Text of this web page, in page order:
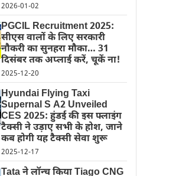
2026-01-02
PGCIL Recruitment 2025:
सीएस वालों के लिए सरकारी
नौकरी का सुनहरा मौका… 31
दिसंबर तक अप्लाई करें, चूकें ना!
2025-12-20
Hyundai Flying Taxi
Supernal S A2 Unveiled
CES 2025: हुंडई की इस फ्लाइंग
टैक्सी ने उड़ाए सभी के होश, जाने
कब होगी यह टैक्सी सेवा शुरू
2025-12-17
Tata ने लॉन्च किया Tiago CNG